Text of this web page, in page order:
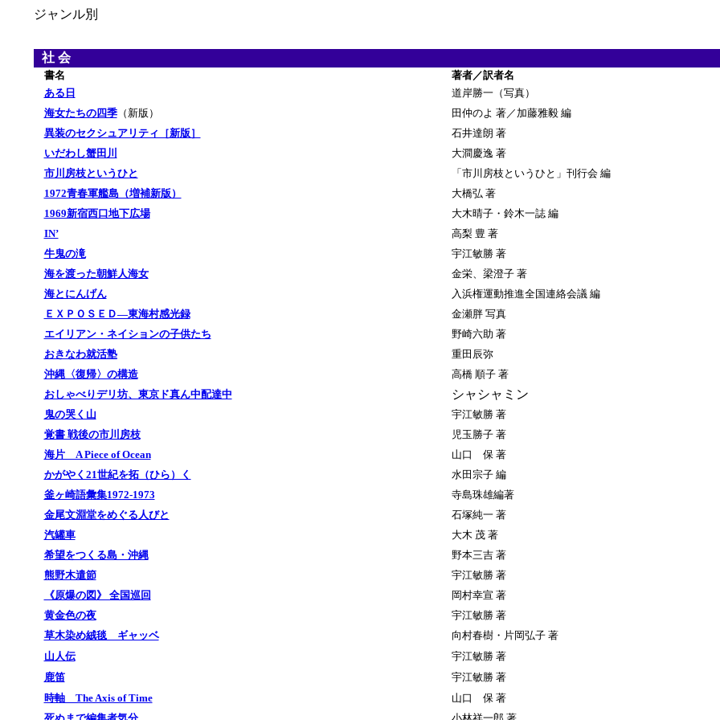
ジャンル別
社 会
書名
著者／訳者名
ある日
道岸勝一（写真）
海女たちの四季（新版）
田仲のよ 著／加藤雅毅 編
異装のセクシュアリティ［新版］
石井達朗 著
いだわし蟹田川
大澗慶逸 著
市川房枝というひと
「市川房枝というひと」刊行会 編
1972青春軍艦島（増補新版）
大橋弘 著
1969新宿西口地下広場
大木晴子・鈴木一誌 編
IN’
高梨 豊 著
牛鬼の滝
宇江敏勝 著
海を渡った朝鮮人海女
金栄、梁澄子 著
海とにんげん
入浜権運動推進全国連絡会議 編
ＥＸＰＯＳＥＤ―東海村感光録
金瀬胖 写真
エイリアン・ネイションの子供たち
野崎六助 著
おきなわ就活塾
重田辰弥
沖縄〈復帰〉の構造
高橋 順子 著
おしゃべりデリ坊、東京ド真ん中配達中
シャシャミン
鬼の哭く山
宇江敏勝 著
覚書 戦後の市川房枝
児玉勝子 著
海片 A Piece of Ocean
山口 保 著
かがやく21世紀を拓（ひら）く
水田宗子 編
釜ヶ崎語彙集1972-1973
寺島珠雄編著
金尾文淵堂をめぐる人びと
石塚純一 著
汽罐車
大木 茂 著
希望をつくる島・沖縄
野本三吉 著
熊野木遣節
宇江敏勝 著
《原爆の図》 全国巡回
岡村幸宣 著
黄金色の夜
宇江敏勝 著
草木染め絨毯 ギャッベ
向村春樹・片岡弘子 著
山人伝
宇江敏勝 著
鹿笛
宇江敏勝 著
時軸 The Axis of Time
山口 保 著